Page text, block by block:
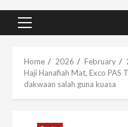
Primary
Home 2026 February
Haji Hanafiah Mat, Exco PAS
dakwaan salah guna kuasa